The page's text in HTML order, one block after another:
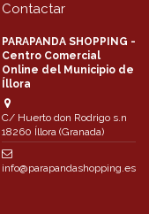
Contactar
PARAPANDA SHOPPING -
Centro Comercial
Online del Municipio de
Íllora
C/ Huerto don Rodrigo s.n
18260 Íllora (Granada)
info@parapandashopping.es